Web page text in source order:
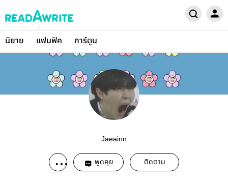
นิยาย แฟนฟิค การ์ตูน
Jaeainn
พูดคุย ติดตาม